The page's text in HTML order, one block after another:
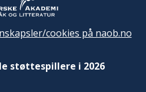
cookies på naob.no
støttespillere i 2026